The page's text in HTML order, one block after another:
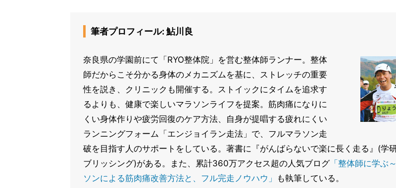
筆者プロフィール: 鮎川良
奈良県の学園前にて「RYO整体院」を営む整体師ランナー。整体
師だからこそ分かる身体のメカニズムを基に、ストレッチの重要
性を説き、クリニックも開催する。ストイックにタイムを追求す
るよりも、健康で楽しいマラソンライフを提案。筋肉痛になりに
くい身体作りや疲労回復のケア方法、自身が提唱する疲れにくい
ランニングフォーム「エンジョイラン走法」で、フルマラソン走
破を目指す人のサポートをしている。著書に『がんばらないで楽に長く走る』(学
ブリッシング)がある。また、累計360万アクセス超の人気ブログ「整体師に学ぶ
ソンによる筋肉痛改善方法と、フル完走ノウハウ」
も執筆している。